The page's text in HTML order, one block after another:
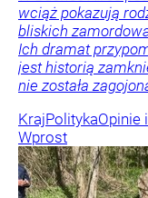
wciąż pokazują
bliskich
Ich dramat
jest historią
nie została
KrajPolitykaOpinie
Wprost